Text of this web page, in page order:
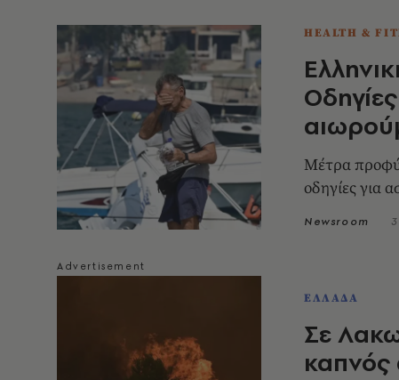
HEALTH &
Μέτρα
οδηγίες για
Newsroom
ΕΛΛΑΔΑ
Σε
καπνός